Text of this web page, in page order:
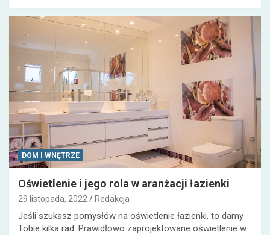
DOM I WNĘTRZE
Oświetlenie i jego rola w aranżacji łazienki
29 listopada, 2022 Redakcja
Jeśli szukasz pomysłów na oświetlenie łazienki, to damy
Tobie kilka rad. Prawidłowo zaprojektowane oświetlenie w